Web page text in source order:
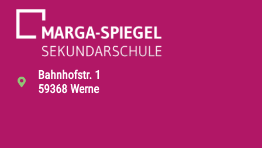
Bahnhofstr. 1
59368 Werne